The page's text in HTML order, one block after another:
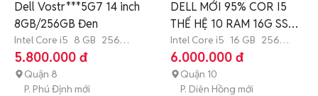
Dell Vostr***5G7 14 inch
8GB/256GB Đen
Intel Core i5 8 GB 256
GB SSD
5.800.000 đ
Quận 8
P. Phú Định mới
DELL MỚI 95% COR I5
THẾ HỆ 10 RAM 16G SSD
256G
Intel Core i5 16 GB 256
GB SSD
6.000.000 đ
Quận 10
P. Diên Hồng mới